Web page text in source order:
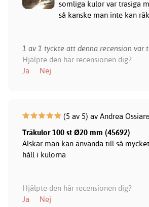
somliga kulor var trasiga
så kanske man inte kan
1 av 1 tyckte att denna recension var
Hjälpte den här recensionen dig?
Ja
Nej
(5 av 5) av Andrea
Träkulor 100 st Ø20 mm (45692)
Älskar man kan änvända till så
håll i kulorna
Hjälpte den här recensionen dig?
Ja
Nej